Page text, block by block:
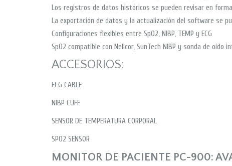
Los registros de datos históricos se pueden revisar en
La exportación de datos y la actualización del software se
Configuraciones flexibles entre SpO2, NIBP, TEMP y ECG
SpO2 compatible con Nellcor, SunTech NIBP y sonda de oído
ACCESORIOS:
ECG CABLE
NIBP CUFF
SENSOR DE TEMPERATURA CORPORAL
SPO2 SENSOR
MONITOR DE PACIENTE PC-900: